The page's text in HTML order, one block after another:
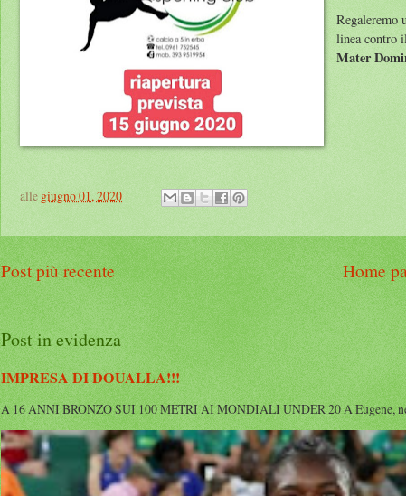
Regaleremo
linea contro
Mater
allegiugno 01, 2020
Post più recente Home
Post in evidenza
IMPRESA DI DOUALLA!!!
A 16 ANNI BRONZO SUI 100 METRI AI MONDIALI UNDER 20 A Eugene,